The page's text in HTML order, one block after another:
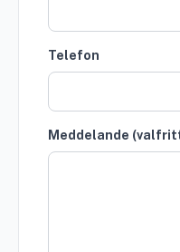
Telefon
Meddelande